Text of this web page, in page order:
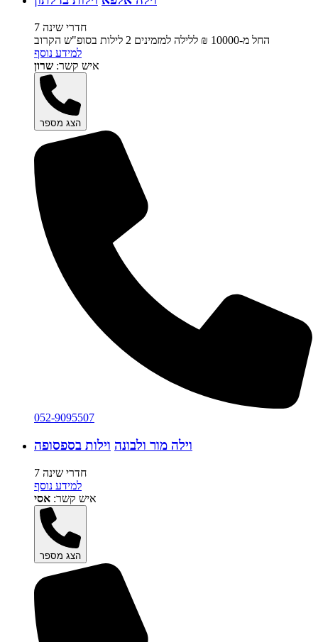
7 חדרי שינה
החל מ-‏10000 ₪ ללילה למזמינים 2 לילות בסופ"ש הקרוב
למידע נוסף
איש קשר: שרון
הצג מספר
052-9095507
וילה מור ולבונה וילות בספסופה
7 חדרי שינה
למידע נוסף
איש קשר: אסי
הצג מספר